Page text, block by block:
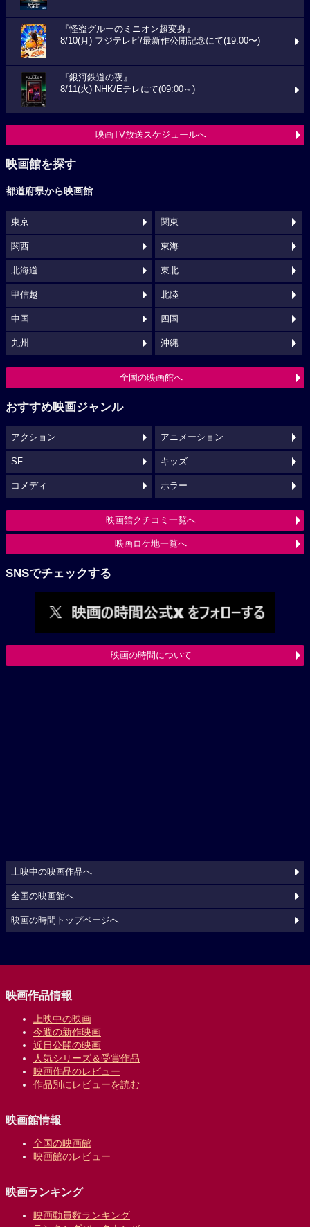
『怪盗グルーのミニオン超変身』
8/10(月) フジテレビ/最新作公開記念にて(19:00〜)
『銀河鉄道の夜』
8/11(火) NHK/Eテレにて(09:00～)
映画TV放送スケジュールへ
映画館を探す
都道府県から映画館
東京 関東
関西 東海
北海道 東北
甲信越 北陸
中国 四国
九州 沖縄
全国の映画館へ
おすすめ映画ジャンル
アクション アニメーション
SF キッズ
コメディ ホラー
映画館クチコミ一覧へ
映画ロケ地一覧へ
SNSでチェックする
映画の時間について
上映中の映画作品へ
全国の映画館へ
映画の時間トップページへ
映画作品情報
上映中の映画
今週の新作映画
近日公開の映画
人気シリーズ＆受賞作品
映画作品のレビュー
作品別にレビューを読む
映画館情報
全国の映画館
映画館のレビュー
映画ランキング
映画動員数ランキング